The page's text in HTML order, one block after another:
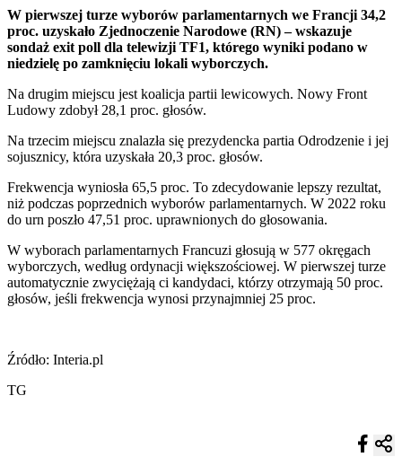
W pierwszej turze wyborów parlamentarnych we Francji 34,2
proc. uzyskało Zjednoczenie Narodowe (RN) – wskazuje
sondaż exit poll dla telewizji TF1, którego wyniki podano w
niedzielę po zamknięciu lokali wyborczych.
Na drugim miejscu jest koalicja partii lewicowych. Nowy Front
Ludowy zdobył 28,1 proc. głosów.
Na trzecim miejscu znalazła się prezydencka partia Odrodzenie i jej
sojusznicy, która uzyskała 20,3 proc. głosów.
Frekwencja wyniosła 65,5 proc. To zdecydowanie lepszy rezultat,
niż podczas poprzednich wyborów parlamentarnych. W 2022 roku
do urn poszło 47,51 proc. uprawnionych do głosowania.
W wyborach parlamentarnych Francuzi głosują w 577 okręgach
wyborczych, według ordynacji większościowej. W pierwszej turze
automatycznie zwyciężają ci kandydaci, którzy otrzymają 50 proc.
głosów, jeśli frekwencja wynosi przynajmniej 25 proc.
Źródło: Interia.pl
TG